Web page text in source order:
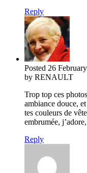
Reply
Posted 26
by RENAULT
Trop top ces
ambiance douce,
tes couleurs de
embrumée,
Reply